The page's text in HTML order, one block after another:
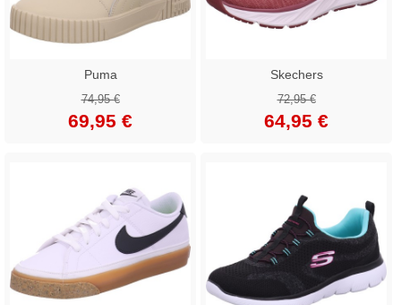
Puma
74,95 €
69,95 €
Skechers
72,95 €
64,95 €